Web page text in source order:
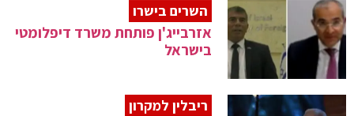
השרים בישרו
אזרבייג'ן פותחת משרד דיפלומטי
בישראל
ריבלין למקרון